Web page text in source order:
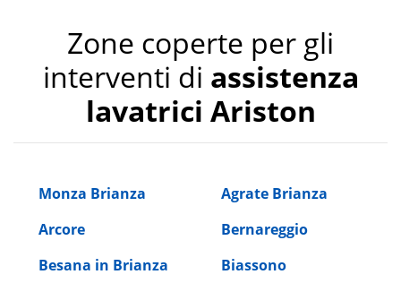
Zone coperte per gli
interventi di assistenza
lavatrici Ariston
Monza Brianza
Agrate Brianza
Arcore
Bernareggio
Besana in Brianza
Biassono